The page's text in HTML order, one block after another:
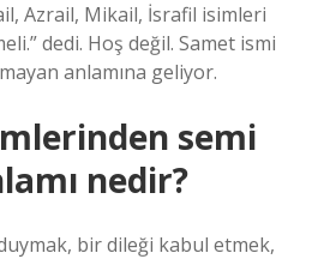
Azrail, Mikail, İsrafil isimleri
dedi. Hoş değil. Samet ismi
anlamına geliyor.
semi
nedir?
bir dileği kabul etmek,